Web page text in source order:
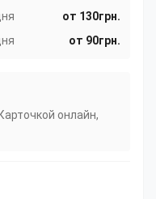
от 130грн.
от 90грн.
онлайн,